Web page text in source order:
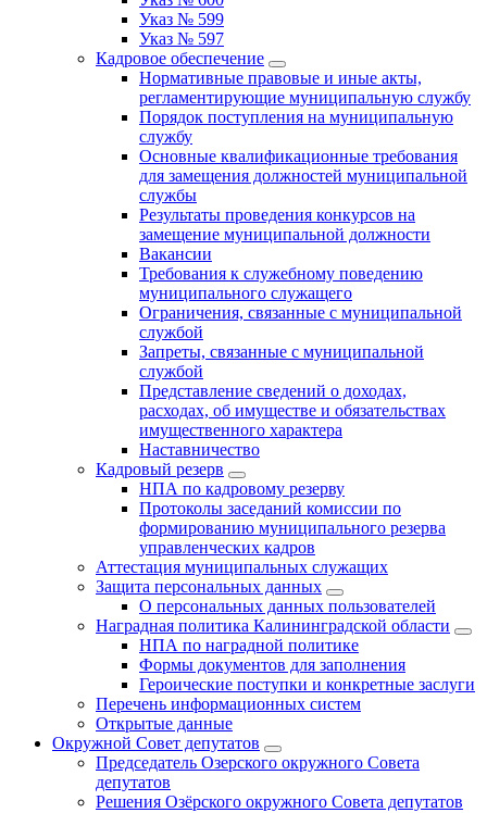
Указ № 599
Указ № 597
Кадровое обеспечение
Нормативные правовые и иные акты,
регламентирующие муниципальную службу
Порядок поступления на муниципальную
службу
Основные квалификационные требования
для замещения должностей муниципальной
службы
Результаты проведения конкурсов на
замещение муниципальной должности
Вакансии
Требования к служебному поведению
муниципального служащего
Ограничения, связанные с муниципальной
службой
Запреты, связанные с муниципальной
службой
Представление сведений о доходах,
расходах, об имуществе и обязательствах
имущественного характера
Наставничество
Кадровый резерв
НПА по кадровому резерву
Протоколы заседаний комиссии по
формированию муниципального резерва
управленческих кадров
Аттестация муниципальных служащих
Защита персональных данных
О персональных данных пользователей
Наградная политика Калининградской области
НПА по наградной политике
Формы документов для заполнения
Героические поступки и конкретные заслуги
Перечень информационных систем
Открытые данные
Окружной Совет депутатов
Председатель Озерского окружного Совета
депутатов
Решения Озёрского окружного Совета депутатов